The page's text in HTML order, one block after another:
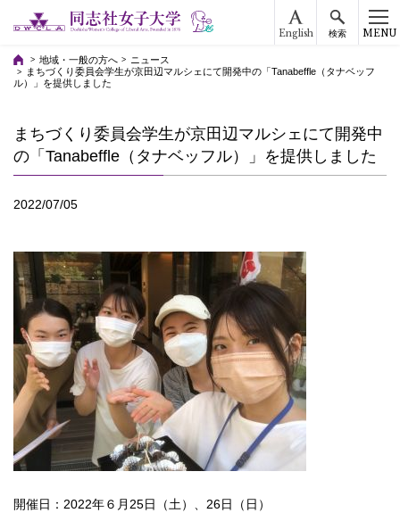
English 検索 MENU
地域・一般の方へ
ニュース
まちづくり委員会学生が京田辺マルシェにて開発中の「Tanabeffle（タナベッフ
ル）」を提供しました
まちづくり委員会学生が京田辺マルシェにて開発中
の「Tanabeffle（タナベッフル）」を提供しました
2022/07/05
開催日：2022年６月25日（土）、26日（日）